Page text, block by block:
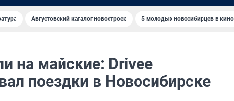
Августовский каталог новостроек 5 молодых новосибирцев в кино
на майские: Drivee
поездки в Новосибирске